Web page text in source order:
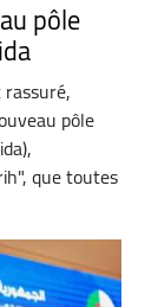
pôle
pôle
que toutes